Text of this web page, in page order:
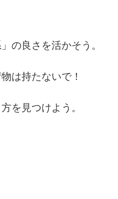
の良さを活かそう。
は持たないで！
を見つけよう。